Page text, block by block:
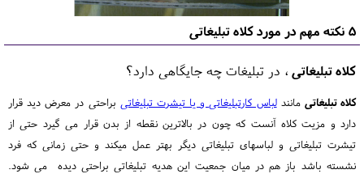
5 نکته مهم در مورد کلاه تبلیغاتی
کلاه تبلیغاتی ، در تبلیغات چه جایگاهی دارد؟
کلاه تبلیغاتی مانندلباس کارتبلیغاتی و یا تیشرت تبلیغاتی براحتی در معرض دید قرار
دارد و مزیت کلاه آنست که چون در بالاترین نقطه از بدن قرار می گیرد حتی از
تیشرت تبلیغاتی و لباسهای تبلیغاتی دیگر بهتر عمل میکند و حتی زمانی که فرد
نشسته باشد باز هم در میان جمعیت این هدیه تبلیغاتی براحتی دیده می شود.